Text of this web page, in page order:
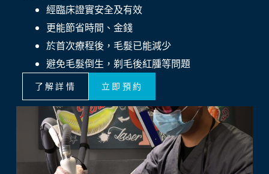
經臨床證實安全及有效
更能節省時間、金錢
於首次療程後，毛髮已能減少
避免毛髮倒生，剃毛後紅腫等問題
了解詳情 立即預約